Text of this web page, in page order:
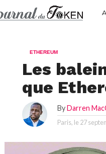
ETHEREUM
Les
que
ByDarren
Paris, le 27